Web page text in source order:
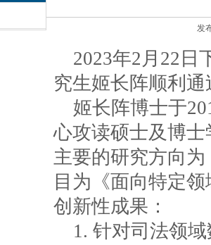
发
2023年2 月 22 日
究生姬长阵顺利
姬长阵博士于
心攻读硕士及博士
主要的研究方向
目为《面向特定
创新性成果：
1. 针对司法领